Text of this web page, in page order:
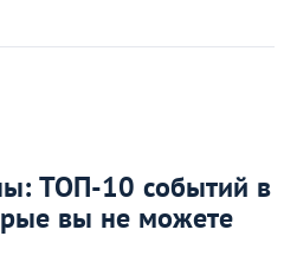
ТОП-10 событий в
вы не можете